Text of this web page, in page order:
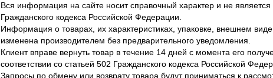
Вся информация на сайте носит справочный характер и не
Гражданского кодекса Российской Федерации.
Информация о товарах, их характеристиках, упаковке, внешнем
изменена производителем без предварительного уведомления.
Клиент вправе вернуть товар в течение 14 дней с момента его
соответствии со статьей 502 Гражданского кодекса Российской
Запросы по обмену или возврату товара будут приниматься к